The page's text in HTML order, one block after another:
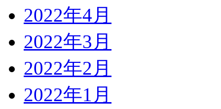
2022年4月
2022年3月
2022年2月
2022年1月